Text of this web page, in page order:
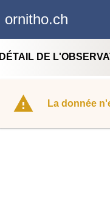
ornitho.ch
DÉTAIL DE
La donnée